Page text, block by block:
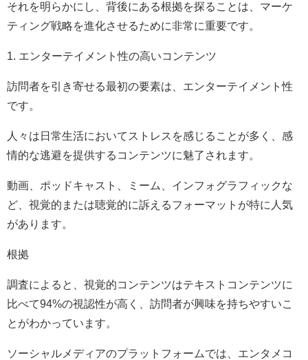
それを明らかにし、背後にある根拠を探ることは、マーケ
ティング戦略を進化させるために非常に重要です。
1. エンターテイメント性の高いコンテンツ
訪問者を引き寄せる最初の要素は、エンターテイメント性
です。
人々は日常生活においてストレスを感じることが多く、感
情的な逃避を提供するコンテンツに魅了されます。
動画、ポッドキャスト、ミーム、インフォグラフィックな
ど、視覚的または聴覚的に訴えるフォーマットが特に人気
があります。
根拠
調査によると、視覚的コンテンツはテキストコンテンツに
比べて94%の視認性が高く、訪問者が興味を持ちやすいこ
とがわかっています。
ソーシャルメディアのプラットフォームでは、エンタメコ